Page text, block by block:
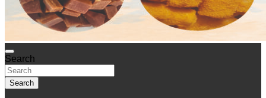
Search
Search